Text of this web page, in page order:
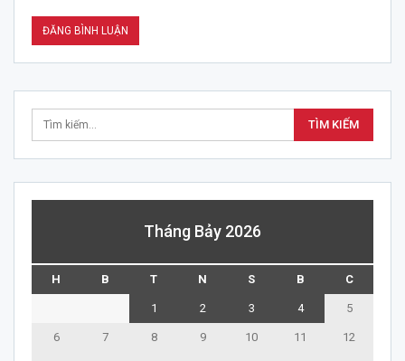
Tháng Bảy 2026
H B T N S B C
1 2 3 4 5
6 7 8 9 10 11 12